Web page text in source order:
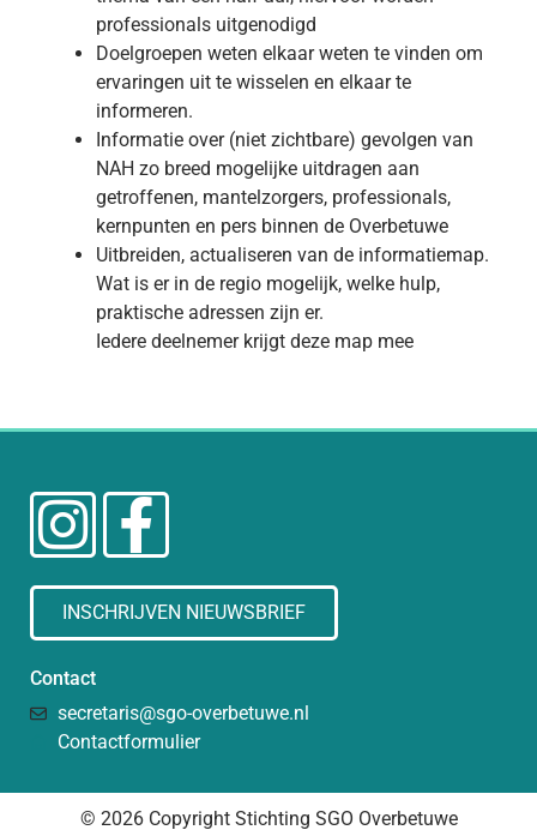
professionals uitgenodigd
Doelgroepen weten elkaar weten te vinden om
ervaringen uit te wisselen en elkaar te
informeren.
Informatie over (niet zichtbare) gevolgen van
NAH zo breed mogelijke uitdragen aan
getroffenen, mantelzorgers, professionals,
kernpunten en pers binnen de Overbetuwe
Uitbreiden, actualiseren van de informatiemap.
Wat is er in de regio mogelijk, welke hulp,
praktische adressen zijn er.
Iedere deelnemer krijgt deze map mee
INSCHRIJVEN NIEUWSBRIEF
Contact
secretaris@sgo-overbetuwe.nl
Contactformulier
© 2026 Copyright Stichting SGO Overbetuwe